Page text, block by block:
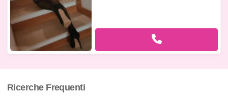
Ricerche Frequenti